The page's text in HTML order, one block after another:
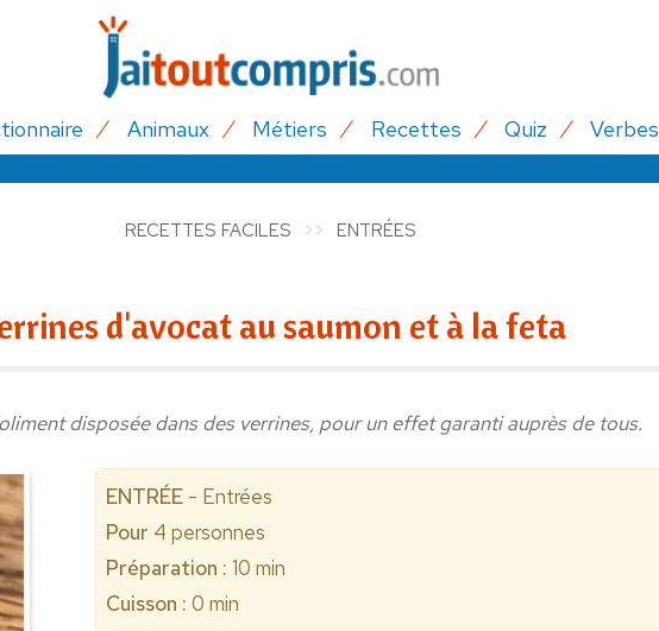
Animaux Métiers Recettes Quiz Verbes
RECETTES FACILES ENTRÉES
d'avocat au saumon et à la feta
disposée dans des verrines, pour un effet garanti auprès de tous.
ENTRÉE - Entrées
Pour 4 personnes
Préparation : 10 min
Cuisson : 0 min